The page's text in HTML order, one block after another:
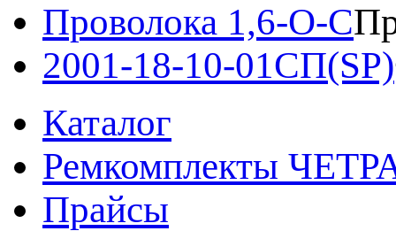
Проволока 1,6-О-С
2001-18-10-01СП(SP)
Каталог
Ремкомплекты
Прайсы